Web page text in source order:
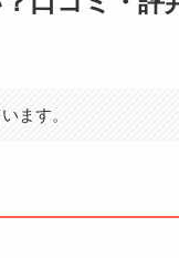
ます。